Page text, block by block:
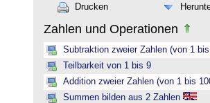
Drucken
Zahlen und Operationen
Subtraktion zweier Zahlen (von 1
Teilbarkeit von 1 bis 9
Addition zweier Zahlen (von 1 bis
Summen bilden aus 2 Zahlen